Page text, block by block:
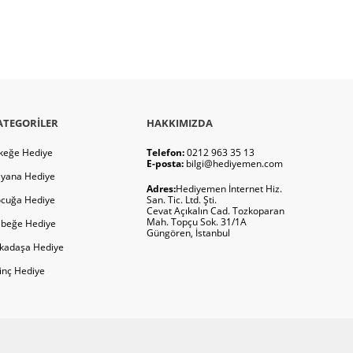
Hediye
Hediye
Hediye
Hediye
Hediye
Hediye
HAKKIMIZDA
Telefon:0212 963 35 13
E-posta: bilgi@hediyemen.com
Adres:Hediyemen İnternet Hiz.
San. Tic. Ltd. Şti.
Cevat Açıkalın Cad. Tozkoparan
Mah. Topçu Sok. 31/1A
Güngören, İstanbul